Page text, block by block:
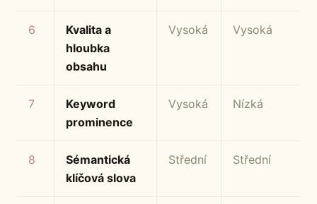
6
Kvalita a
hloubka
obsahu
Vysoká Vysoká
7
Keyword
prominence
Vysoká Nízká
8
Sémantická
klíčová slova
Střední Střední